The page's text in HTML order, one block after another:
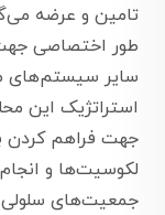
تامین و عرضه
سایر سیستم‌های
جهت فراهم کردن
جمعیت‌های